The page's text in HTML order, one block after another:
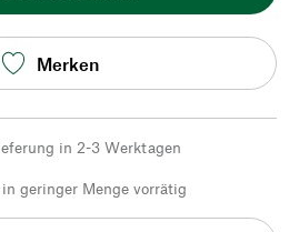
Merken
in 2-3 Werktagen
geringer Menge vorrätig